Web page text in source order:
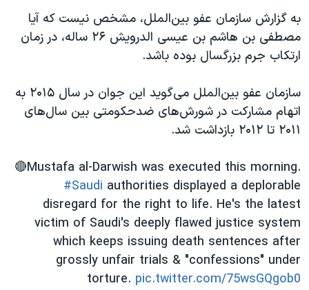
نرگس محمدی برنده جایزه نوبل صلح
همایش محافظه‌کاران آمریکا «سی‌پک»
سفر پرزیدنت ترامپ به چین
به گزارش سازمان عفو بین‌الملل، مشخص نیست که آیا
مصطفی بن هاشم بن عیسی الدرویش ۲۶ ساله، در زمان
ارتکاب جرم بزرگسال بوده باشد.
سازمان عفو بین‌الملل می‌گوید این جوان در سال ۲۰۱۵ به
اتهام مشارکت در شورش‌های ضدحکومتی بین‌ سال‌های
۲۰۱۱ تا ۲۰۱۲ بازداشت شد.
🔴Mustafa al-Darwish was executed this morning.
#Saudi authorities displayed a deplorable
disregard for the right to life. He's the latest
victim of Saudi's deeply flawed justice system
which keeps issuing death sentences after
grossly unfair trials & "confessions" under
torture. pic.twitter.com/75wsGQgob0